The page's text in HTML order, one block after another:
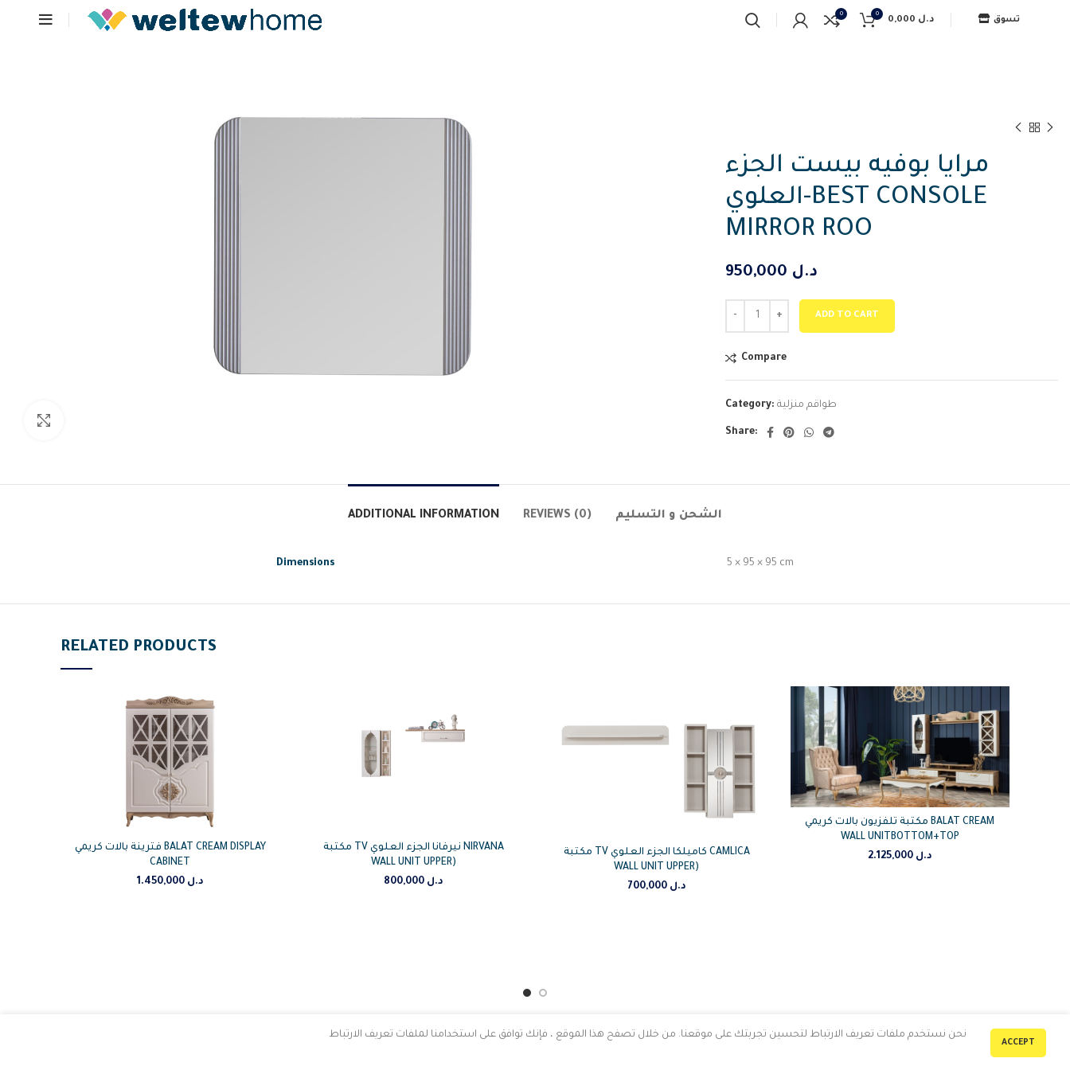
0 0
د.ل تسوق
مرايا بوفيه بيست الجزء
العلوي-BEST CONSOLE
MIRROR ROO
د.ل
ADD TO CART
Compare
Category: طواقم منزلية
Share:
ADDITIONAL INFORMATION REVIEWS (0) الشحن و التسليم
Dimensions 5 × 95 × 95 cm
RELATED PRODUCTS
فترينة بالات كريمي BALAT CREAM DISPLAY
CABINET
د.ل 1.450,000
مكتبة TV نيرفانا الجزء العلوي NIRVANA
WALL UNIT UPPER)
د.ل 800,000
مكتبة TV كاميلكا الجزء العلوي CAMLICA
WALL UNIT UPPER)
د.ل 700,000
مكتبة تلفزيون بالات كريمي BALAT CREAM
WALL UNITBOTTOM+TOP
د.ل 2.125,000
نحن نستخدم ملفات تعريف الارتباط لتحسين تجربتك على موقعنا. من خلال تصفح هذا الموقع ، فإنك توافق على استخدامنا لملفات تعريف الارتباط
ACCEPT